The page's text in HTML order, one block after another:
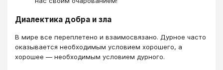
Диалектика добра и зла
В мире все переплетено и взаимосвязано. Дурное часто
оказывается необходимым условием хорошего, а
хорошее — необходимым условием дурного.